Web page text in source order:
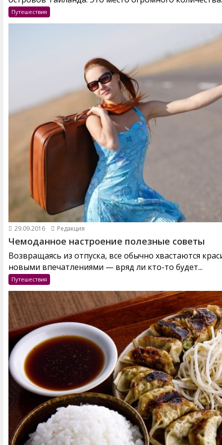
Путешествия
29.09.2016 Редакция
Чемоданное настроение полезные советы
Возвращаясь из отпуска, все обычно хвастаются
новыми впечатлениями — вряд ли кто-то будет...
Путешествия